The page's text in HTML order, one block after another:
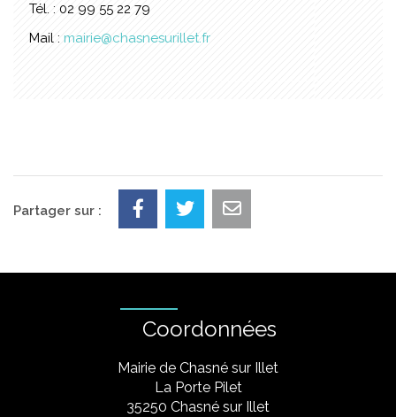
Tél. : 02 99 55 22 79
Mail : mairie@chasnesurillet.fr
Partager sur :
Coordonnées
Mairie de Chasné sur Illet
La Porte Pilet
35250 Chasné sur Illet